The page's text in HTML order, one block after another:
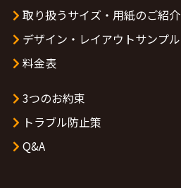
取り扱うサイズ・用紙のご紹介
デザイン・レイアウトサンプル
料金表
3つのお約束
トラブル防止策
Q&A